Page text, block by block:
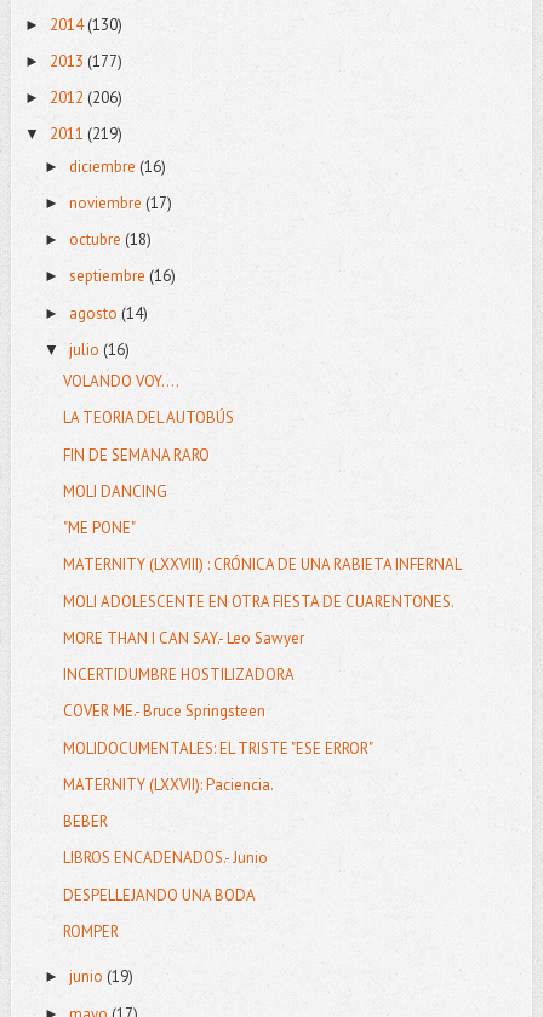
► 2014(130)
► 2013 (177)
► 2012 (206)
▼ 2011 (219)
► diciembre (16)
► noviembre (17)
► octubre (18)
► septiembre (16)
► agosto (14)
▼ julio (16)
VOLANDO VOY....
LA TEORIA DEL AUTOBÚS
FIN DE SEMANA RARO
MOLI DANCING
"ME PONE"
MATERNITY (LXXVIII) : CRÓNICA DE UNA RABIETA INFERNAL
MOLI ADOLESCENTE EN OTRA FIESTA DE CUARENTONES.
MORE THAN I CAN SAY.- Leo Sawyer
INCERTIDUMBRE HOSTILIZADORA
COVER ME.- Bruce Springsteen
MOLIDOCUMENTALES: EL TRISTE "ESE ERROR"
MATERNITY (LXXVII): Paciencia.
BEBER
LIBROS ENCADENADOS.- Junio
DESPELLEJANDO UNA BODA
ROMPER
► junio (19)